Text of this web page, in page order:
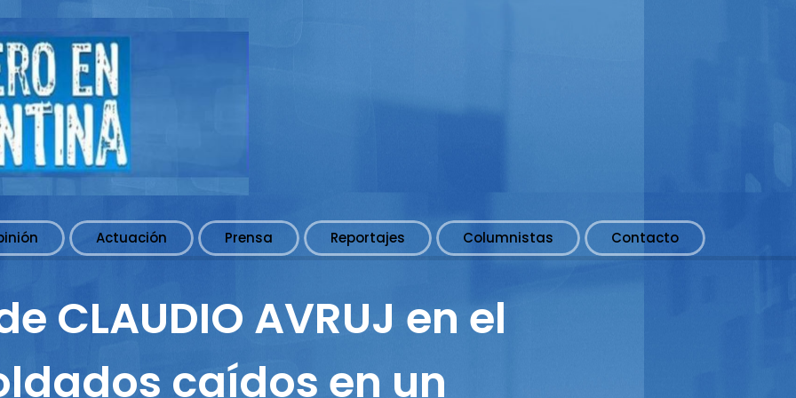
Actuación Prensa Reportajes Columnistas Contacto
CLAUDIO AVRUJ en el
caídos en un